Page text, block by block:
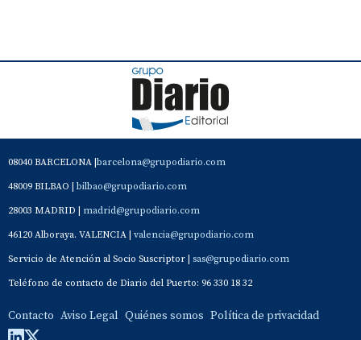
08040 BARCELONA | barcelona@grupodiario.com
48009 BILBAO | bilbao@grupodiario.com
28003 MADRID | madrid@grupodiario.com
46120 Alboraya. VALENCIA | valencia@grupodiario.com
Servicio de Atención al Socio Suscriptor | sas@grupodiario.com
Teléfono de contacto de Diario del Puerto: 96 330 18 32
Contacto Aviso Legal Quiénes somos Política de privacidad